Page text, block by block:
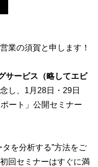
業の須賀と申します！
サービス（略してエビ
し、1月28日・29日
ート」公開セミナー
を分析する”方法をご
回セミナーはすぐに満